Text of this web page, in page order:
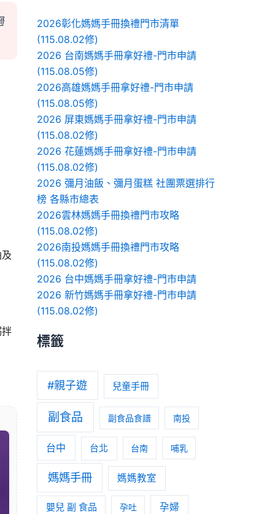
及
拌
2026彰化媽媽手冊換禮門市清單
(115.08.02修)
2026 台南媽媽手冊拿好禮-門市申請
(115.08.05修)
2026高雄媽媽手冊拿好禮-門市申請
(115.08.05修)
2026 屏東媽媽手冊拿好禮-門市申請
(115.08.02修)
2026 花蓮媽媽手冊拿好禮-門市申請
(115.08.02修)
2026 彌月油飯、彌月蛋糕 社團票選排行
榜 各縣市總表
2026雲林媽媽手冊換禮門市攻略
(115.08.02修)
2026南投媽媽手冊換禮門市攻略
(115.08.02修)
2026 台中媽媽手冊拿好禮-門市申請
2026 新竹媽媽手冊拿好禮-門市申請
(115.08.02修)
標籤
#親子遊 兒童手冊
副食品 副食品食譜 南投
台中 台北 台南 哺乳
媽媽手冊 媽媽教室
嬰兒 副 食品 孕吐 孕婦